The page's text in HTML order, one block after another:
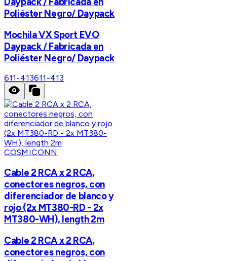
Poliéster Negro/ Daypack
Mochila VX Sport EVO
Daypack / Fabricada en
Poliéster Negro/ Daypack
611-413611-413
COSMICONN
Cable 2 RCA x 2 RCA,
conectores negros, con
diferenciador de blanco y
rojo (2x MT380-RD - 2x
MT380-WH), length 2m
Cable 2 RCA x 2 RCA,
conectores negros, con